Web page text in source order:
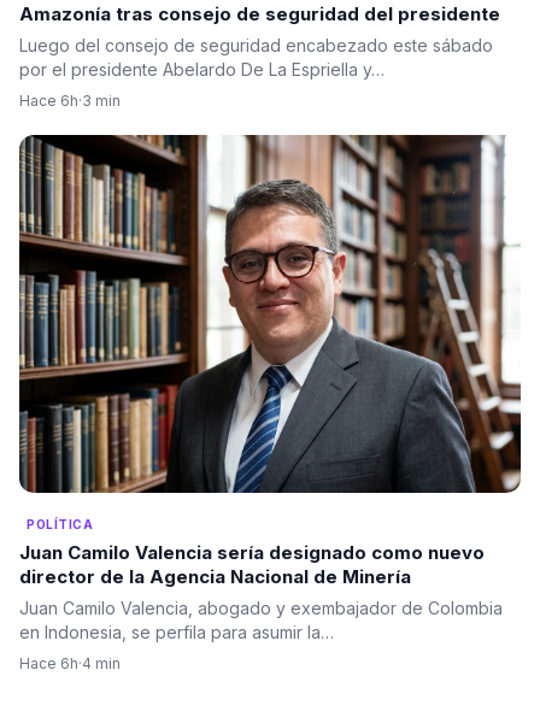
Amazonía tras consejo de seguridad del presidente
Luego del consejo de seguridad encabezado este sábado
por el presidente Abelardo De La Espriella y…
Hace 6h·3 min
POLÍTICA
Juan Camilo Valencia sería designado como nuevo
director de la Agencia Nacional de Minería
Juan Camilo Valencia, abogado y exembajador de Colombia
en Indonesia, se perfila para asumir la…
Hace 6h·4 min